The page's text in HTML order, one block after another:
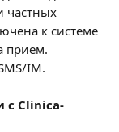
частных
к системе
прием.
IM.
с Clinica-